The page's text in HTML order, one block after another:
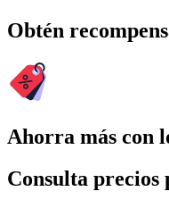
Obtén
Ahorra más con
Consulta precios